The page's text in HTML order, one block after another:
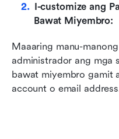
I-customize ang
Bawat Miyembro:
Maaaring manu-
administrador ang mga
bawat miyembro gamit
account o email